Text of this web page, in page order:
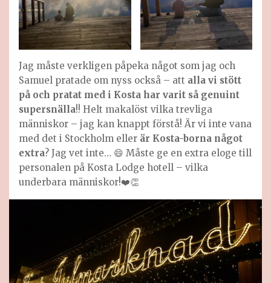
Jag måste verkligen påpeka något som jag och
Samuel pratade om nyss också – att alla vi stött
på och pratat med i Kosta har varit så genuint
supersnälla!! Helt makalöst vilka trevliga
människor – jag kan knappt förstå! Är vi inte vana
med det i Stockholm eller är Kosta-borna något
extra? Jag vet inte… 😄 Måste ge en extra eloge till
personalen på Kosta Lodge hotell – vilka
underbara människor!❤️👏